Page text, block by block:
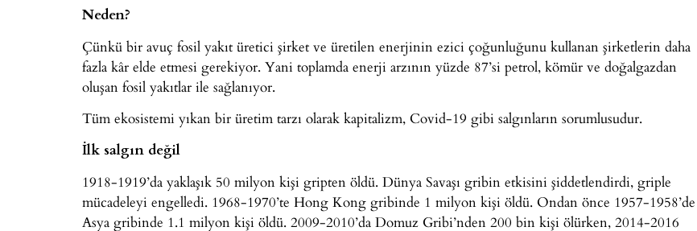
Neden?
Çünkü bir avuç fosil yakıt üretici şirket ve üretilen enerjinin ezici çoğunluğunu kullanan şirketlerin daha
fazla kâr elde etmesi gerekiyor. Yani toplamda enerji arzının yüzde 87’si petrol, kömür ve doğalgazdan
oluşan fosil yakıtlar ile sağlanıyor.
Tüm ekosistemi yıkan bir üretim tarzı olarak kapitalizm, Covid-19 gibi salgınların sorumlusudur.
İlk salgın değil
1918-1919’da yaklaşık 50 milyon kişi gripten öldü. Dünya Savaşı gribin etkisini şiddetlendirdi, griple
mücadeleyi engelledi. 1968-1970’te Hong Kong gribinde 1 milyon kişi öldü. Ondan önce 1957-1958’de
Asya gribinde 1.1 milyon kişi öldü. 2009-2010’da Domuz Gribi’nden 200 bin kişi ölürken, 2014-2016